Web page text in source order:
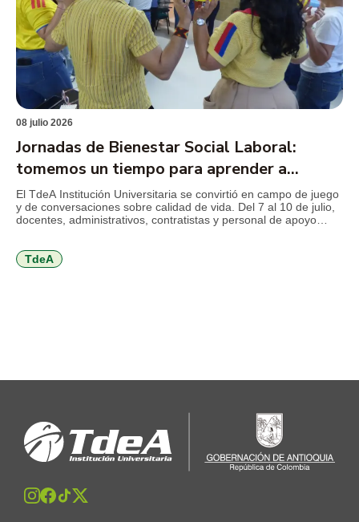
08 julio 2026
Jornadas de Bienestar Social Laboral:
tomemos un tiempo para aprender a
cuidarnos
El TdeA Institución Universitaria se convirtió en campo de juego
y de conversaciones sobre calidad de vida. Del 7 al 10 de julio,
docentes, administrativos, contratistas y personal de apoyo
entre otros temas que invitan a volver […]
TdeA